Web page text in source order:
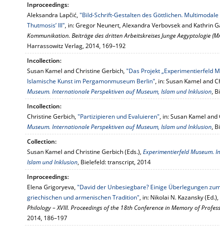
Inproceedings:
Aleksandra Lapčić, "Bild-Schrift-Gestalten des Göttlichen.
Thutmosis’ III", in: Gregor Neunert, Alexandra Verbovsek and Kathrin
Kommunikation. Beiträge des dritten Arbeitskreises Junge Aegyptologie
Harrassowitz Verlag, 2014, 169–192
Incollection:
Susan Kamel and Christine Gerbich, "Das Projekt „Experimentierfeld
Islamische Kunst im Pergamonmuseum Berlin", in: Susan Kamel and
Museum. Internationale Perspektiven auf Museum, Islam und Inklusion,
Incollection:
Christine Gerbich, "Partizipieren und Evaluieren", in: Susan Kamel
Museum. Internationale Perspektiven auf Museum, Islam und Inklusion,
Collection:
Susan Kamel and Christine Gerbich (Eds.), Experimentierfeld Museum.
Islam und Inklusion, Bielefeld: transcript, 2014
Inproceedings:
Elena Grigoryeva, "David der Unbesiegbare? Einige Überlegungen
griechischen und armenischen Tradition", in: Nikolai N. Kazansky (Ed.),
Philology – XVIII. Proceedings of the 18th Conference in Memory of
2014, 186–197